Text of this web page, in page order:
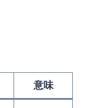
意味